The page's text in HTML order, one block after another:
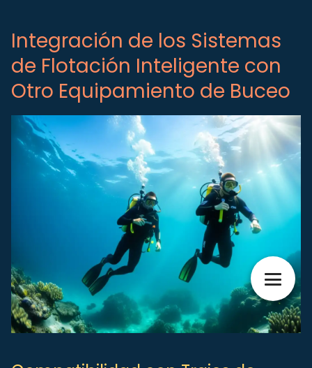
Integración de los Sistemas
de Flotación Inteligente con
Otro Equipamiento de Buceo